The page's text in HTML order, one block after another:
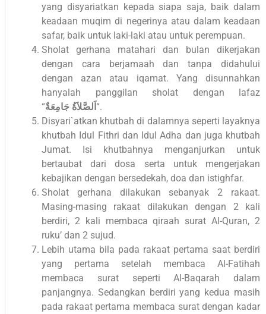
yang disyariatkan kepada siapa saja, baik dalam
keadaan muqim di negerinya atau dalam keadaan
safar, baik untuk laki-laki atau untuk perempuan.
Sholat gerhana matahari dan bulan dikerjakan
dengan cara berjamaah dan tanpa didahului
dengan azan atau iqamat. Yang disunnahkan
hanyalah panggilan sholat dengan lafaz
“
اَلصَّلاَةُ جَامِعَةٌ
“.
Disyari`atkan khutbah di dalamnya seperti layaknya
khutbah Idul Fithri dan Idul Adha dan juga khutbah
Jumat. Isi khutbahnya menganjurkan untuk
bertaubat dari dosa serta untuk mengerjakan
kebajikan dengan bersedekah, doa dan istighfar.
Sholat gerhana dilakukan sebanyak 2 rakaat.
Masing-masing rakaat dilakukan dengan 2 kali
berdiri, 2 kali membaca qiraah surat Al-Quran, 2
ruku’ dan 2 sujud.
Lebih utama bila pada rakaat pertama saat berdiri
yang pertama setelah membaca Al-Fatihah
membaca surat seperti Al-Baqarah dalam
panjangnya. Sedangkan berdiri yang kedua masih
pada rakaat pertama membaca surat dengan kadar